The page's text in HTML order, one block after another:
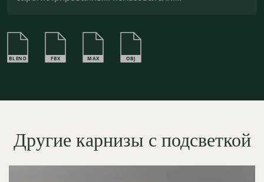
BLEND FBX MAX OBJ
Другие карнизы с подсветкой